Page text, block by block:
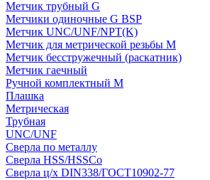
Метчик трубный G
Метчики одиночные G BSP
Метчик UNC/UNF/NPT(K)
Метчик для метрической резьбы M
Метчик бесстружечный (раскатник)
Метчик гаечный
Ручной комплектный M
Плашка
Метрическая
Трубная
UNC/UNF
Сверла по металлу
Сверла HSS/HSSCo
Сверла ц/х DIN338/ГОСТ10902-77